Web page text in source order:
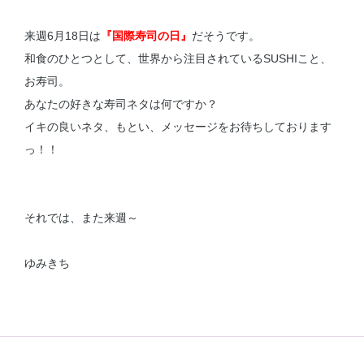
来週6月18日は 『国際寿司の日』 だそうです。
和食のひとつとして、世界から注目されているSUSHIこと、
お寿司。
あなたの好きな寿司ネタは何ですか？
イキの良いネタ、もとい、メッセージをお待ちしております
っ！！
それでは、また来週～
ゆみきち